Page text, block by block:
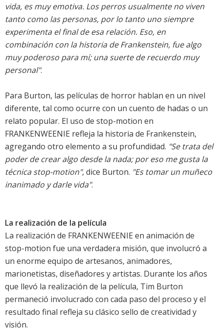
vida, es muy emotiva. Los perros usualmente no viven
tanto como las personas, por lo tanto uno siempre
experimenta el final de esa relación. Eso, en
combinación con la historia de Frankenstein, fue algo
muy poderoso para mí; una suerte de recuerdo muy
personal".
Para Burton, las películas de horror hablan en un nivel
diferente, tal como ocurre con un cuento de hadas o un
relato popular. El uso de stop-motion en
FRANKENWEENIE refleja la historia de Frankenstein,
agregando otro elemento a su profundidad. "Se trata del
poder de crear algo desde la nada; por eso me gusta la
técnica stop-motion", dice Burton. "Es tomar un muñeco
inanimado y darle vida".
La realización de la película
La realización de FRANKENWEENIE en animación de
stop-motion fue una verdadera misión, que involucró a
un enorme equipo de artesanos, animadores,
marionetistas, diseñadores y artistas. Durante los años
que llevó la realización de la película, Tim Burton
permaneció involucrado con cada paso del proceso y el
resultado final refleja su clásico sello de creatividad y
visión.